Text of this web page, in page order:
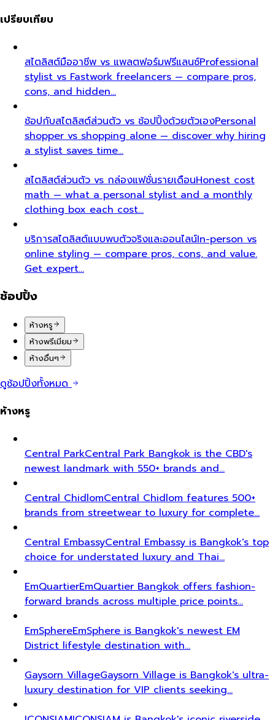
เปรียบเทียบ
สไตลิสต์มืออาชีพ vs แพลตฟอร์มฟรีแลนซ์Professional
stylist vs Fastwork freelancers — compare pros,
cons, and hidden…
ช้อปกับสไตลิสต์ส่วนตัว vs ช้อปปิ้งด้วยตัวเองPersonal
shopper vs shopping alone — discover why hiring
a stylist saves time…
สไตลิสต์ส่วนตัว vs กล่องแฟชั่นรายเดือนHonest cost
math — what a personal stylist and a monthly
clothing box each cost…
บริการสไตลิสต์แบบพบตัวจริงและออนไลน์In-person vs
online styling — compare pros, cons, and value.
Get expert…
ช้อปปิ้ง
ห้างหรู
ห้างพรีเมียม
ห้างอื่นๆ
ดูช้อปปิ้งทั้งหมด
ห้างหรู
Central ParkCentral Park Bangkok is the CBD's
newest landmark with 550+ brands and…
Central ChidlomCentral Chidlom features 500+
brands from streetwear to luxury for complete…
Central EmbassyCentral Embassy is Bangkok's top
choice for understated luxury and Thai…
EmQuartierEmQuartier Bangkok offers fashion-
forward brands across multiple price points…
EmSphereEmSphere is Bangkok's newest EM
District lifestyle destination with…
Gaysorn VillageGaysorn Village is Bangkok's ultra-
luxury destination for VIP clients seeking…